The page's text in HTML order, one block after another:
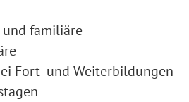
familiäre
Fort- und Weiterbildungen